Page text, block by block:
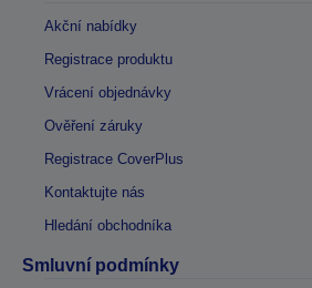
Akční nabídky
Registrace produktu
Vrácení objednávky
Ověření záruky
Registrace CoverPlus
Kontaktujte nás
Hledání obchodníka
Smluvní podmínky